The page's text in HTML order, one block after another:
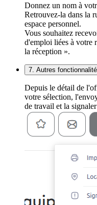
Donnez un nom à
Retrouvez-la dans la
espace personnel.
Vous souhaitez
d'emploi liées à votre
la réception ».
7. Autres
Depuis le détail de
votre sélection,
de travail et la